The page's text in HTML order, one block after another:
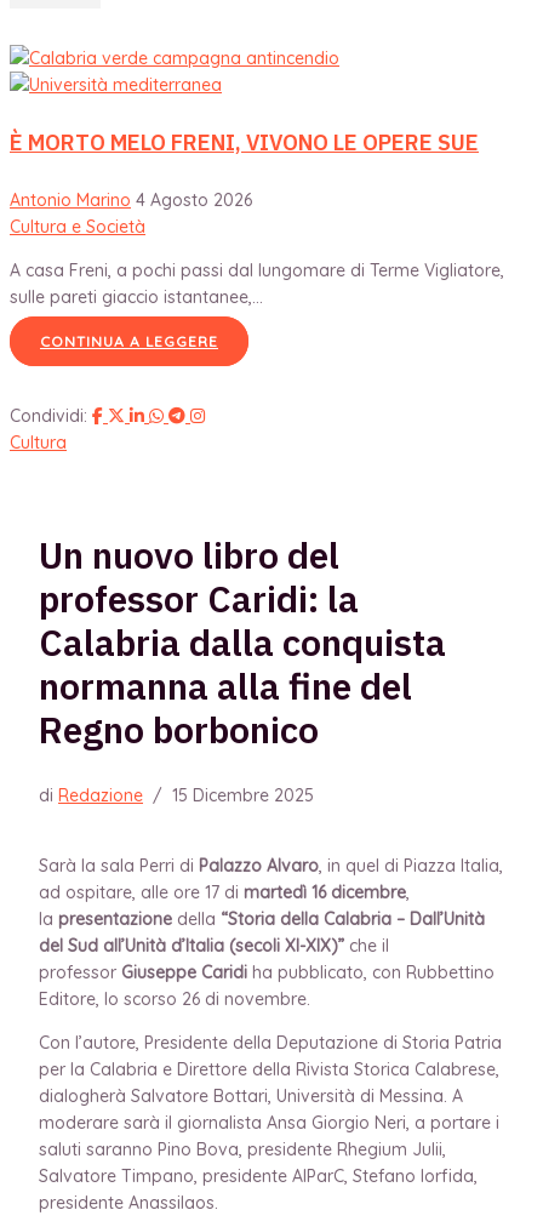
È MORTO MELO FRENI, VIVONO LE OPERE SUE
Antonio Marino 4 Agosto 2026
Cultura e Società
A casa Freni, a pochi passi dal lungomare di Terme Vigliatore,
sulle pareti giaccio istantanee,...
CONTINUA A LEGGERE
Condividi:
Cultura
Un nuovo libro del
professor Caridi: la
Calabria dalla conquista
normanna alla fine del
Regno borbonico
di Redazione / 15 Dicembre 2025
Sarà la sala Perri di Palazzo Alvaro, in quel di Piazza Italia,
ad ospitare, alle ore 17 di martedì 16 dicembre,
la presentazione della “Storia della Calabria – Dall’Unità
del Sud all’Unità d’Italia (secoli XI-XIX)” che il
professor Giuseppe Caridi ha pubblicato, con Rubbettino
Editore, lo scorso 26 di novembre.
Con l’autore, Presidente della Deputazione di Storia Patria
per la Calabria e Direttore della Rivista Storica Calabrese,
dialogherà Salvatore Bottari, Università di Messina. A
moderare sarà il giornalista Ansa Giorgio Neri, a portare i
saluti saranno Pino Bova, presidente Rhegium Julii,
Salvatore Timpano, presidente AlParC, Stefano Iorfida,
presidente Anassilaos.